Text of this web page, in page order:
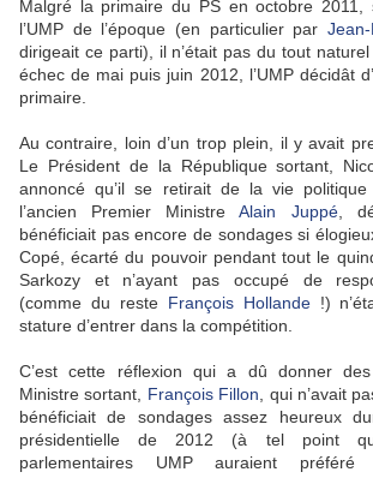
Malgré la primaire du PS en octobre 2011,
l’UMP de l’époque (en particulier par
dirigeait ce parti), il n’était pas du tout naturel
échec de mai puis juin 2012, l’UMP décidât
primaire.
Au contraire, loin d’un trop plein, il y avait
Le Président de la République sortant,
annoncé qu’il se retirait de la vie politique
l’ancien Premier MinistreAlain Juppé,
bénéficiait pas encore de sondages si
Copé, écarté du pouvoir pendant tout le
Sarkozy et n’ayant pas occupé de
(comme du reste François Hollande!)
stature d’entrer dans la compétition.
C’est cette réflexion qui a dû donner
Ministre sortant, François Fillon , qui n’avait
bénéficiait de sondages assez heureux
présidentielle de 2012 (à tel point
parlementaires UMP auraient préféré